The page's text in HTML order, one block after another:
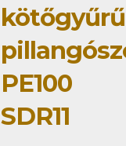
kötőgyűrű
PE100
SDR11